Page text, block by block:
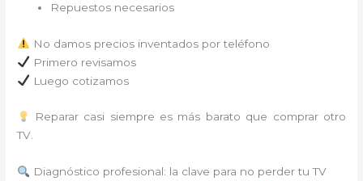
Repuestos necesarios
No damos precios inventados por teléfono
Primero revisamos
Luego cotizamos
Reparar casi siempre es más barato que comprar otro
TV.
Diagnóstico profesional: la clave para no perder tu TV